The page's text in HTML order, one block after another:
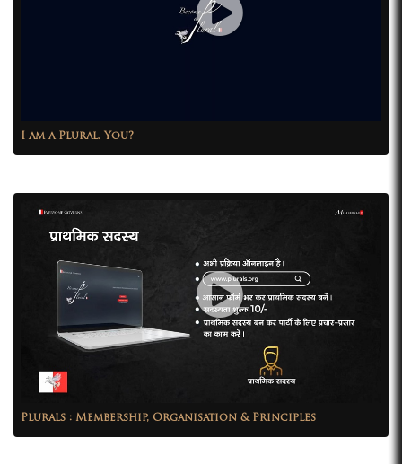
I am a Plural. You?
Plurals : Membership, Organisation & Principles